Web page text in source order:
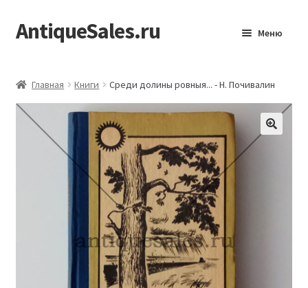
Перейти
к
Перейти
к
AntiqueSales.ru Меню
Главная Книги Среди долины ровныя... - Н. Почивалин